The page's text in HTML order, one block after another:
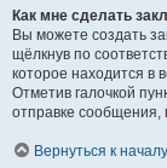
Как мне сделать
Вы можете создать
щёлкнув по
которое находится в
Отметив галочкой
отправке сообщения,
Вернуться к началу